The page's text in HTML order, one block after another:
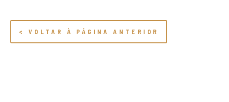
< VOLTAR À PÁGINA ANTERIOR